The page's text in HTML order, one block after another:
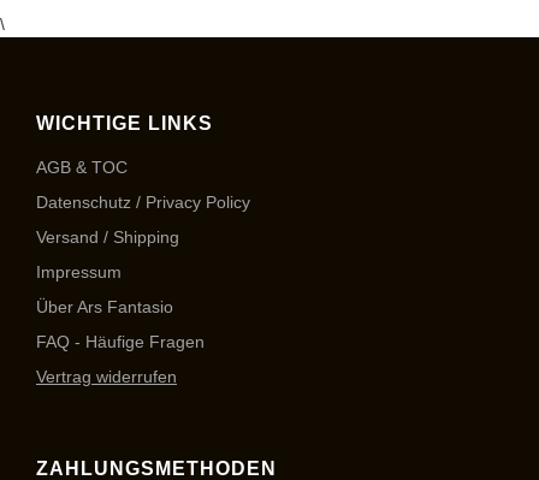
\
WICHTIGE LINKS
AGB & TOC
Datenschutz / Privacy Policy
Versand / Shipping
Impressum
Über Ars Fantasio
FAQ - Häufige Fragen
Vertrag widerrufen
ZAHLUNGSMETHODEN